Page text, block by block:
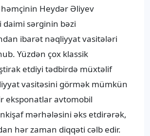
Heydər Əliyev
daimi sərginin bəzi
ibarət nəqliyyat vasitələri
Yüzdən çox klassik
etdiyi tədbirdə müxtəlif
vasitəsini görmək mümkün
eksponatlar avtomobil
mərhələsini əks etdirərək,
hər zaman diqqəti cəlb edir.